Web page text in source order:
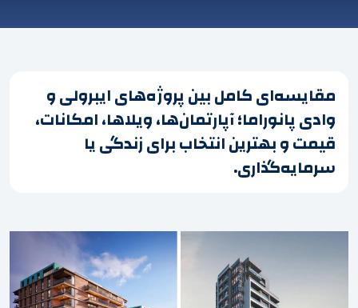
مقایسه‌ای کامل بین پروژه‌های ایبرولی و
وادی پانوراما؛ آپارتمان‌ها، ویلاها، امکانات،
قیمت و بهترین انتخاب برای زندگی یا
سرمایه‌گذاری.